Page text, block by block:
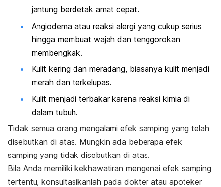
jantung berdetak amat cepat.
Angiodema atau reaksi alergi yang cukup serius
hingga membuat wajah dan tenggorokan
membengkak.
Kulit kering dan meradang, biasanya kulit menjadi
merah dan terkelupas.
Kulit menjadi terbakar karena reaksi kimia di
dalam tubuh.
Tidak semua orang mengalami efek samping yang telah
disebutkan di atas. Mungkin ada beberapa efek
samping yang tidak disebutkan di atas.
Bila Anda memiliki kekhawatiran mengenai efek samping
tertentu, konsultasikanlah pada dokter atau apoteker